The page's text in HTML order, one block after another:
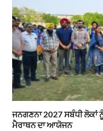
ਜਨਗਣਨਾ 2027 ਸਬੰਧੀ
ਮੈਰਾਥਨ ਦਾ ਆਯੋਜਨ